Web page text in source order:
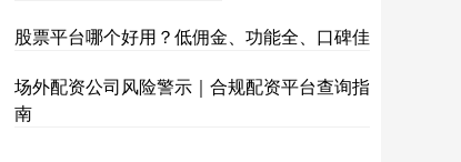
股票平台哪个好用？低佣金、功能全、口碑佳
场外配资公司风险警示｜合规配资平台查询指
南